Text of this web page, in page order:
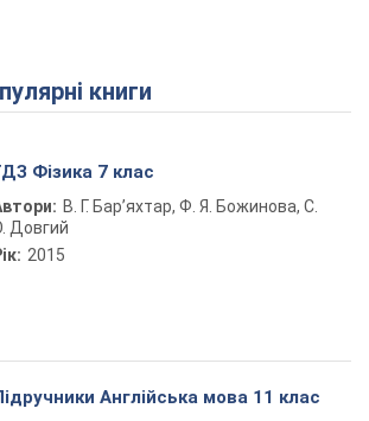
Play Video
книги
Фізика 7 клас
В. Г. Бар’яхтар, Ф. Я. Божинова, С.
Довгий
2015
Англійська мова 11 клас